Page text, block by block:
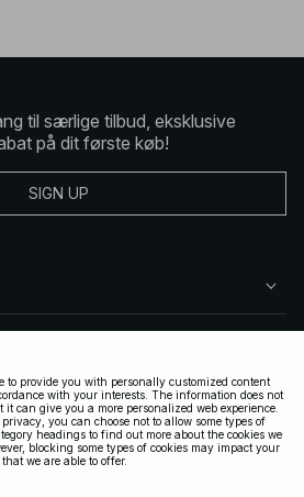
til særlige tilbud, eksklusive
på dit første køb!
SIGN UP